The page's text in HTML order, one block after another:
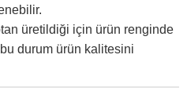
üretildiği için ürün renginde
durum ürün kalitesini